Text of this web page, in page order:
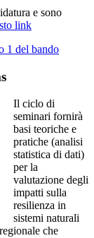
e sono
link
1 del bando
Il ciclo di
seminari fornirà
basi teoriche e
pratiche (analisi
statistica di dati)
per la
valutazione degli
impatti sulla
resilienza in
sistemi naturali
che